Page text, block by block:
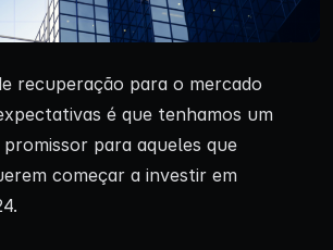
recuperação para o mercado
é que tenhamos um
promissor para aqueles que
começar a investir em